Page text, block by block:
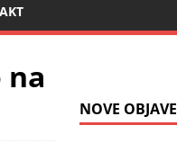
NOVE OBJAVE